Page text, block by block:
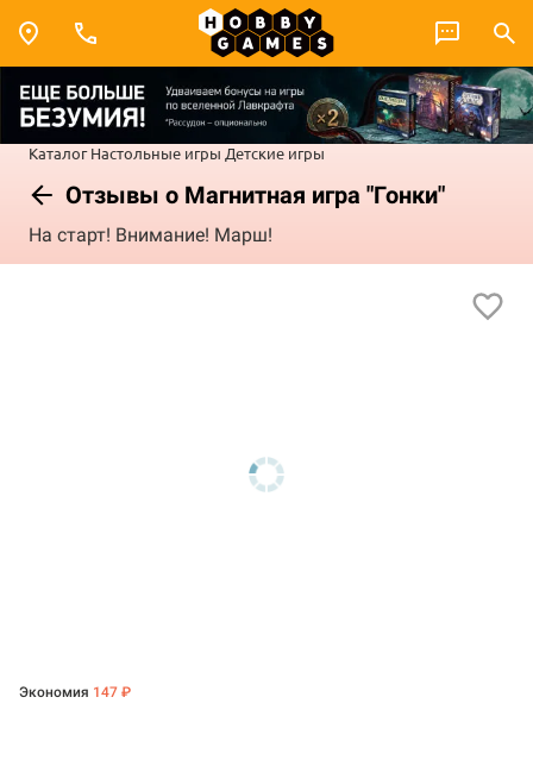
Каталог Настольные игры Детские игры
Отзывы о Магнитная игра "Гонки"
На старт! Внимание! Марш!
Экономия 147 ₽